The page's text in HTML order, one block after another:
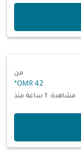
من
42 OMR
*
مشاهدة: 1 ساعة منذ